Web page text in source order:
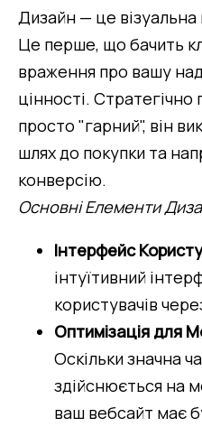
Дизайн — це
Це перше, що бачить
враження про вашу
цінності.
просто "гарний", він
шлях до покупки та
конверсію.
Основні Елементи
Інтерфейс
інтуїтивний
користувачів
Оптимізація для
Оскільки значна
здійснюється на
ваш вебсайт має